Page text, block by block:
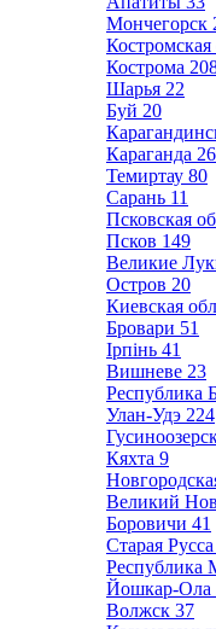
Мончегорск
Костромская
Кострома
Шарья 22
Буй 20
Караганда
Темиртау 80
Сарань 11
Псковская
Псков 149
Великие
Остров 20
Киевская
Бровари 51
Ірпінь 41
Вишневе 23
Республика
Улан-Удэ 224
Кяхта 9
Великий
Боровичи 41
Старая Русса
Республика
Йошкар-Ола
Волжск 37